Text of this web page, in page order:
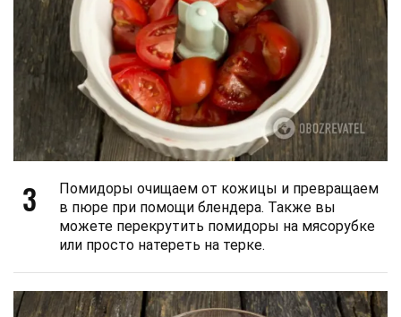
3
Помидоры очищаем от кожицы и превращаем
в пюре при помощи блендера. Также вы
можете перекрутить помидоры на мясорубке
или просто натереть на терке.